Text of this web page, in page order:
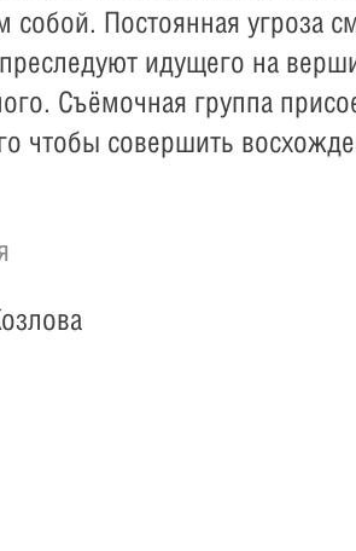
Постоянная угроза
идущего на
Съёмочная группа
чтобы совершить